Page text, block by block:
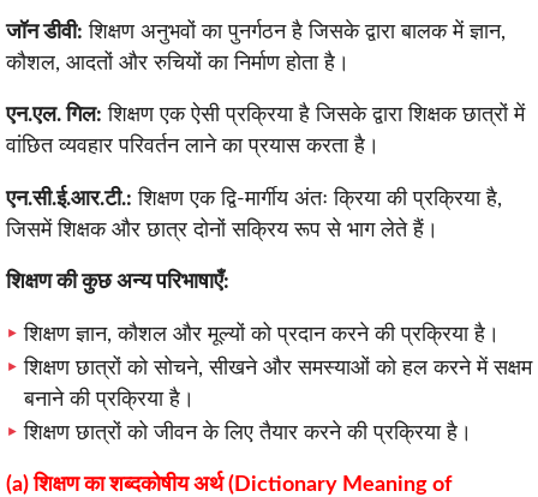
जॉन डीवी: शिक्षण अनुभवों का पुनर्गठन है जिसके द्वारा बालक में ज्ञान,
कौशल, आदतों और रुचियों का निर्माण होता है।
एन.एल. गिल: शिक्षण एक ऐसी प्रक्रिया है जिसके द्वारा शिक्षक छात्रों में
वांछित व्यवहार परिवर्तन लाने का प्रयास करता है।
एन.सी.ई.आर.टी.: शिक्षण एक द्वि-मार्गीय अंतः क्रिया की प्रक्रिया है,
जिसमें शिक्षक और छात्र दोनों सक्रिय रूप से भाग लेते हैं।
शिक्षण की कुछ अन्य परिभाषाएँ:
शिक्षण ज्ञान, कौशल और मूल्यों को प्रदान करने की प्रक्रिया है।
शिक्षण छात्रों को सोचने, सीखने और समस्याओं को हल करने में सक्षम
बनाने की प्रक्रिया है।
शिक्षण छात्रों को जीवन के लिए तैयार करने की प्रक्रिया है।
(a) शिक्षण का शब्दकोषीय अर्थ (Dictionary Meaning of